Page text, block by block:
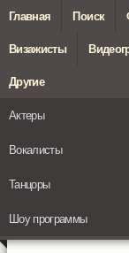
Главная Поиск
Визажисты
Другие
Актеры
Вокалисты
Танцоры
Шоу программы